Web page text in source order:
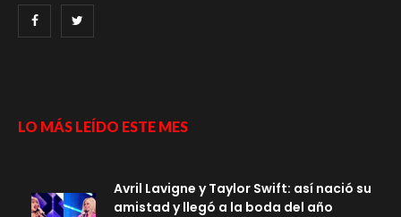
LO MÁS LEÍDO ESTE MES
Avril Lavigne y Taylor Swift: así nació su
amistad y llegó a la boda del año